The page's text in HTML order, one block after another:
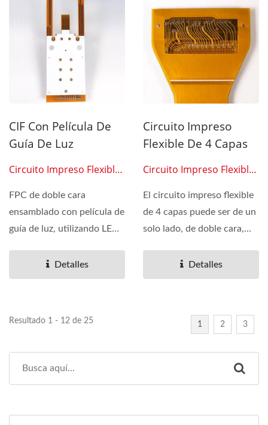
CIF Con Película De
Guía De Luz
Circuito Impreso Flexible
FPC de doble cara
ensamblado con película de
guía de luz, utilizando LED
Detalles
Circuito Impreso
Flexible De 4 Capas
Circuito Impreso Flexible
El circuito impreso flexible
de 4 capas puede ser de un
solo lado, de doble cara,
Detalles
Resultado 1 - 12 de 25 1 2 3